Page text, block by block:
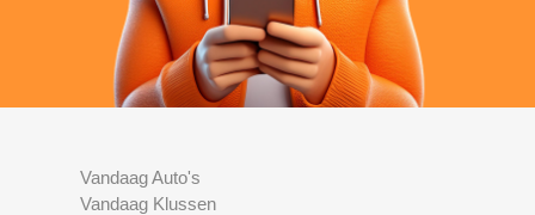
Vandaag Auto's
Vandaag Klussen